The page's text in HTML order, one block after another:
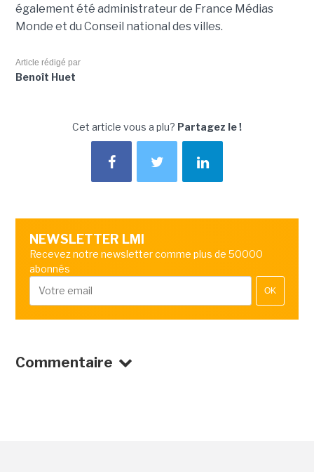
également été administrateur de France Médias
Monde et du Conseil national des villes.
Article rédigé par
Benoît Huet
Cet article vous a plu? Partagez le !
NEWSLETTER LMI
Recevez notre newsletter comme plus de 50000
abonnés
OK
Commentaire